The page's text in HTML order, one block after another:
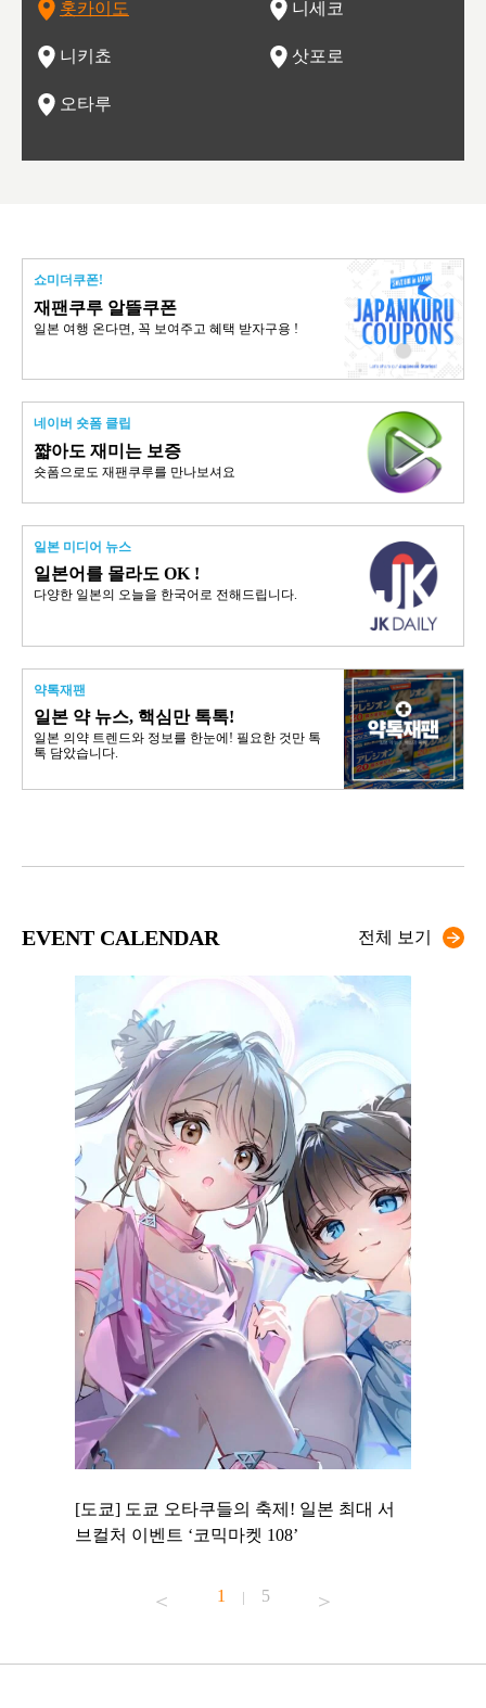
림 같은 오타루시가 관광지로 유명합니다.
력을 즐길 수 있는 여행을 즐길 수 있는 곳입니다.
홋카이도 니세코
니키쵸 삿포로
오타루
쇼미더쿠폰!
재팬쿠루 알뜰쿠폰
일본 여행 온다면, 꼭 보여주고 혜택 받자구용 !
네이버 숏폼 클립
쨟아도 재미는 보증
숏폼으로도 재팬쿠루를 만나보셔요
일본 미디어 뉴스
일본어를 몰라도 OK !
다양한 일본의 오늘을 한국어로 전해드립니다.
약톡재팬
일본 약 뉴스, 핵심만 톡톡!
일본 의약 트렌드와 정보를 한눈에! 필요한 것만 톡
톡 담았습니다.
EVENT CALENDAR 전체 보기
[도쿄] 도쿄 오타쿠들의 축제! 일본 최대 서
브컬처 이벤트 ‘코믹마켓 108’
1 | 5